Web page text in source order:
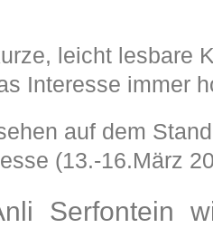
leicht lesbare
Interesse immer
auf dem
(13.-16.März
Serfontein